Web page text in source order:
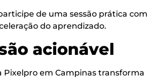
de uma sessão prática com
do aprendizado.
acionável
Pixelpro em Campinas transforma